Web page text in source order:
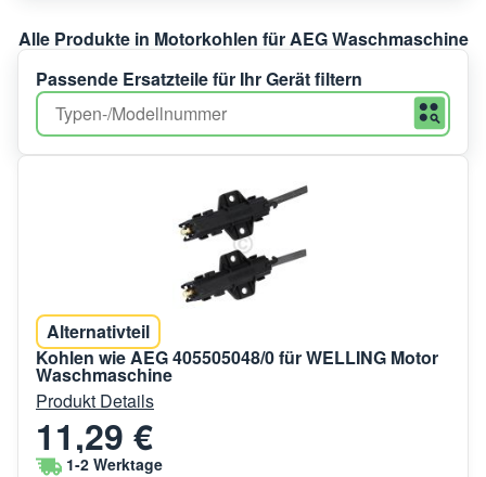
Alle Produkte in Motorkohlen für AEG Waschmaschine
Passende Ersatzteile für Ihr Gerät filtern
Alternativteil
Kohlen wie AEG 405505048/0 für WELLING Motor
Waschmaschine
Produkt Details
11,29 €
1-2 Werktage